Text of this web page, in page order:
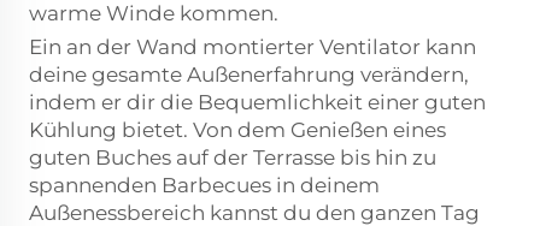
warme Winde kommen.
Ein an der Wand montierter Ventilator kann
deine gesamte Außenerfahrung verändern,
indem er dir die Bequemlichkeit einer guten
Kühlung bietet. Von dem Genießen eines
guten Buches auf der Terrasse bis hin zu
spannenden Barbecues in deinem
Außenessbereich kannst du den ganzen Tag